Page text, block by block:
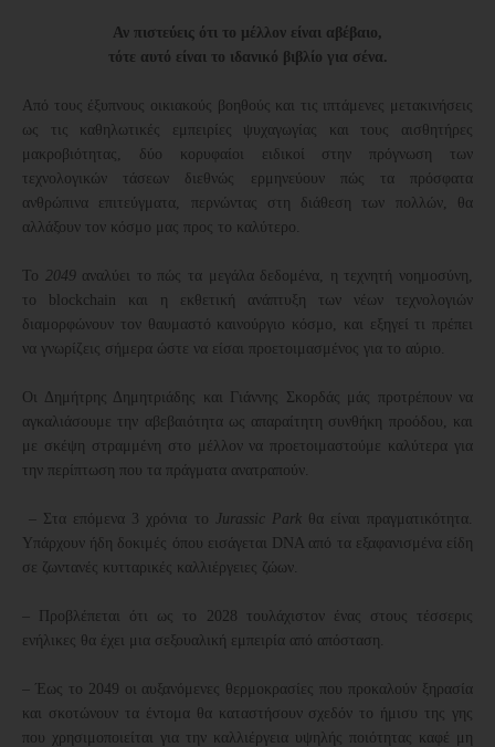
Αν πιστεύεις ότι το μέλλον είναι αβέβαιο,
τότε αυτό είναι το ιδανικό βιβλίο για σένα.
Από τους έξυπνους οικιακούς βοηθούς και τις ιπτάμενες μετακινήσεις
ως τις καθηλωτικές εμπειρίες ψυχαγωγίας και τους αισθητήρες
μακροβιότητας, δύο κορυφαίοι ειδικοί στην πρόγνωση των
τεχνολογικών τάσεων διεθνώς ερμηνεύουν πώς τα πρόσφατα
ανθρώπινα επιτεύγματα, περνώντας στη διάθεση των πολλών, θα
αλλάξουν τον κόσμο μας προς το καλύτερο.
Το 2049 αναλύει το πώς τα μεγάλα δεδομένα, η τεχνητή νοημοσύνη,
το blockchain και η εκθετική ανάπτυξη των νέων τεχνολογιών
διαμορφώνουν τον θαυμαστό καινούργιο κόσμο, και εξηγεί τι πρέπει
να γνωρίζεις σήμερα ώστε να είσαι προετοιμασμένος για το αύριο.
Οι Δημήτρης Δημητριάδης και Γιάννης Σκορδάς μάς προτρέπουν να
αγκαλιάσουμε την αβεβαιότητα ως απαραίτητη συνθήκη προόδου, και
με σκέψη στραμμένη στο μέλλον να προετοιμαστούμε καλύτερα για
την περίπτωση που τα πράγματα ανατραπούν.
– Στα επόμενα 3 χρόνια το Jurassic Parkθα είναι πραγματικότητα.
Υπάρχουν ήδη δοκιμές όπου εισάγεται DNA από τα εξαφανισμένα είδη
σε ζωντανές κυτταρικές καλλιέργειες ζώων.
– Προβλέπεται ότι ως το 2028 τουλάχιστον ένας στους τέσσερις
ενήλικες θα έχει μια σεξουαλική εμπειρία από απόσταση.
– Έως το 2049 οι αυξανόμενες θερμοκρασίες που προκαλούν ξηρασία
και σκοτώνουν τα έντομα θα καταστήσουν σχεδόν το ήμισυ της γης
που χρησιμοποιείται για την καλλιέργεια υψηλής ποιότητας καφέ μη